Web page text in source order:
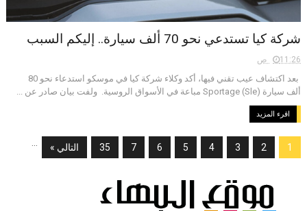
شركة كيا تستدعي نحو 70 ألف سيارة.. إليكم السبب
11:26 ص
بعد اكتشاف عيب تقني فيها، أكد وكلاء شركة كيا في موسكو استدعاء نحو 80
ألف سيارة Sportage (Sle) مباعة في الأسواق الروسية. ولفت بيان صادر عن ...
اقرء المزيد
1
2
3
4
5
6
7
35 التالي »